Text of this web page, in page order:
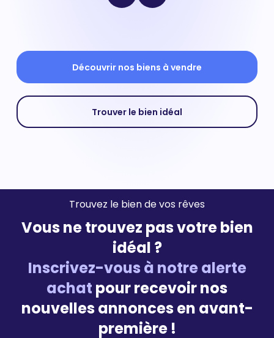
Découvrir nos biens à vendre
Trouver le bien idéal
Trouvez le bien de vos rêves
Vous ne trouvez pas votre bien
idéal ?
Inscrivez-vous à notre alerte
achat pour recevoir nos
nouvelles annonces en avant-
première !